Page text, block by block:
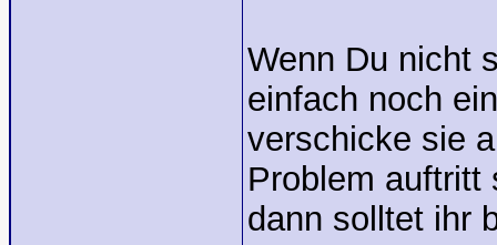
Wenn Du nicht
einfach noch
verschicke sie
Problem auftritt
dann solltet ihr